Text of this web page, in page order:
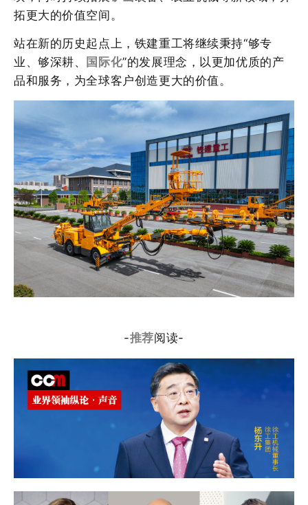
拓更大的价值空间。
站在新的历史起点上，铁建重工将继续秉持“够专
业、够深耕、
国际化”的发展理念，以更加优质的产
品和服务，为全球客户创造更大的价值。
-推荐阅读-